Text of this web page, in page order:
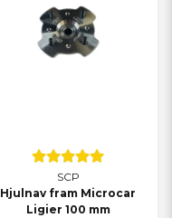
SCP
Hjulnav fram Microcar
Ligier 100 mm